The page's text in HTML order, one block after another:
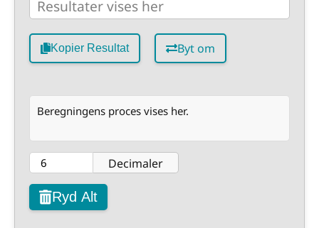
Kopier Resultat Byt om
Beregningens proces vises her.
Decimaler
Ryd Alt